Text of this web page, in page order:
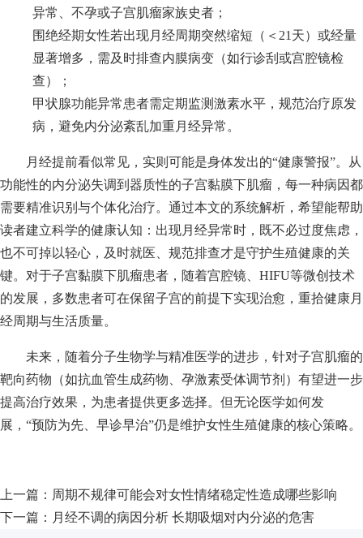
异常、不孕或子宫肌瘤家族史者；
围绝经期女性若出现月经周期突然缩短（＜21天）或经量
显著增多，需及时排查内膜病变（如行诊刮或宫腔镜检
查）；
甲状腺功能异常患者需定期监测激素水平，规范治疗原发
病，避免内分泌紊乱加重月经异常。
月经提前看似常见，实则可能是身体发出的“健康警报”。从
功能性的内分泌失调到器质性的子宫黏膜下肌瘤，每一种病因都
需要精准识别与个体化治疗。通过本文的系统解析，希望能帮助
读者建立科学的健康认知：出现月经异常时，既不必过度焦虑，
也不可掉以轻心，及时就医、规范排查才是守护生殖健康的关
键。对于子宫黏膜下肌瘤患者，随着宫腔镜、HIFU等微创技术
的发展，多数患者可在保留子宫的前提下实现治愈，重拾健康月
经周期与生活质量。
未来，随着分子生物学与精准医学的进步，针对子宫肌瘤的
靶向药物（如抗血管生成药物、孕激素受体调节剂）有望进一步
提高治疗效果，为患者提供更多选择。但无论医学如何发
展，“预防为先、早诊早治”仍是维护女性生殖健康的核心策略。
上一篇： 周期不规律可能会对女性情绪稳定性造成哪些影响
下一篇： 月经不调的病因分析 长期吸烟对内分泌的危害